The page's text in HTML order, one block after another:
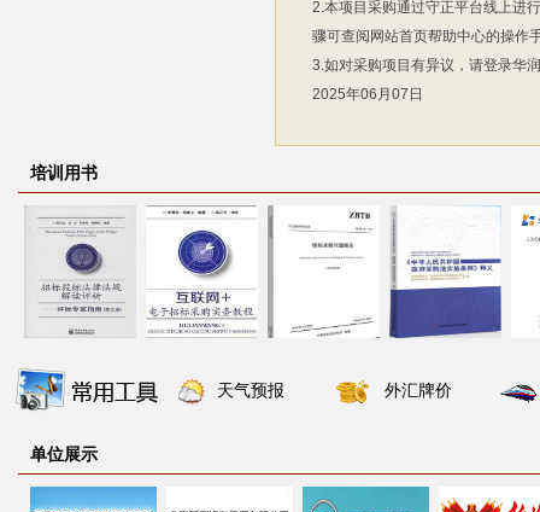
2.本项目采购通过守正平台线上进
骤可查阅网站首页帮助中心的操作
3.如对采购项目有异议，请登录华
2025年06月07日
培训用书
天气预报 外汇牌价
单位展示